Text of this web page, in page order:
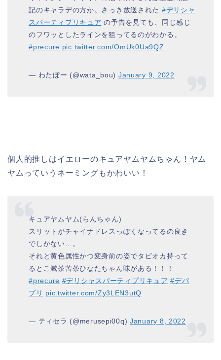
記のキャラデの方か。さっき放送された #デリシャ
スパーティプリキュア の予告を見ても、同じ感じ
のフワッとしたラインを狙ってるのがわかる。
#precure pic.twitter.com/OmUk0Ua9QZ
— わたぼー (@wata_bou) January 9, 2022
個人的推しはイエローのキュアヤムヤムちゃん！ヤム
ヤムっていうネーミングもかわいい！
キュアヤムヤム(らんちゃん)
スリットがチャイナドレスっぽくなってるの良き
でしかない…。
それと黄色属性かつ変身前の姿でタピオカ持って
るとこ滅茶苦茶ひなたちゃん味がある！！！
#precure #デリシャスパーティプリキュア #デパ
プリ pic.twitter.com/Zy3LEN3utQ
— ティセラ (@merusepi00q)January 8, 2022